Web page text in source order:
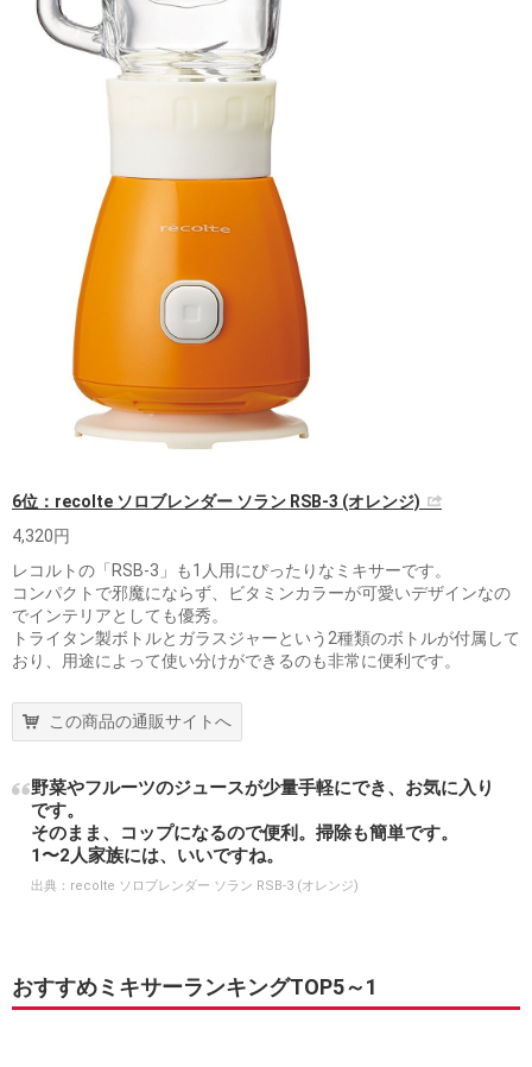
6位：recolte ソロブレンダー ソラン RSB-3 (オレンジ)
4,320円
レコルトの「RSB-3」も1人用にぴったりなミキサーです。
コンパクトで邪魔にならず、ビタミンカラーが可愛いデザインなの
でインテリアとしても優秀。
トライタン製ボトルとガラスジャーという2種類のボトルが付属して
おり、用途によって使い分けができるのも非常に便利です。
この商品の通販サイトへ
野菜やフルーツのジュースが少量手軽にでき、お気に入り
です。
そのまま、コップになるので便利。掃除も簡単です。
1〜2人家族には、いいですね。
出典： recolte ソロブレンダー ソラン RSB-3 (オレンジ)
おすすめミキサーランキングTOP5～1